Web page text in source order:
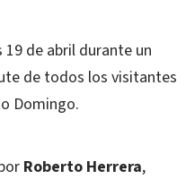
de abril durante un
de todos los visitantes
Domingo.
Roberto Herrera,